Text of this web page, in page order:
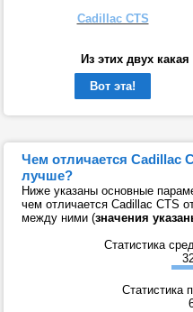
Cadillac CTS
Из этих двух
Вот эта!
Чем отличается Cadillac
лучше?
Ниже указаны основные
чем отличается Cadillac CTS
между ними (значения
Статистика
Статистика